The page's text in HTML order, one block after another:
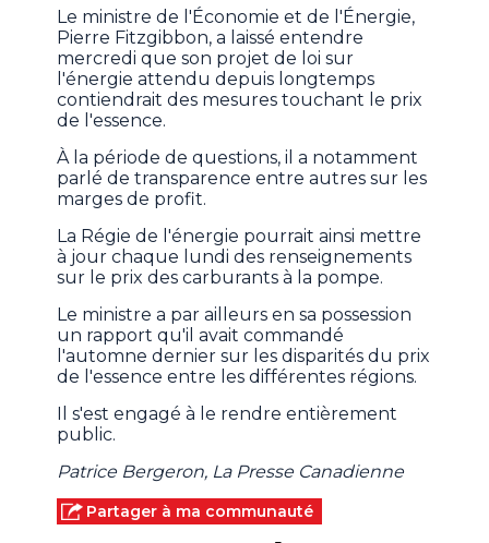
Le ministre de l'Économie et de l'Énergie,
Pierre Fitzgibbon, a laissé entendre
mercredi que son projet de loi sur
l'énergie attendu depuis longtemps
contiendrait des mesures touchant le prix
de l'essence.
À la période de questions, il a notamment
parlé de transparence entre autres sur les
marges de profit.
La Régie de l'énergie pourrait ainsi mettre
à jour chaque lundi des renseignements
sur le prix des carburants à la pompe.
Le ministre a par ailleurs en sa possession
un rapport qu'il avait commandé
l'automne dernier sur les disparités du prix
de l'essence entre les différentes régions.
Il s'est engagé à le rendre entièrement
public.
Patrice Bergeron, La Presse Canadienne
Partager à ma communauté